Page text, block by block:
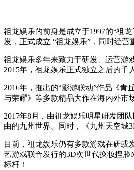
祖龙娱乐的前身是成立于1997的“祖
发，正式成立 “祖龙娱乐”，同时经营
祖龙娱乐多年来致力于研发、运营游
2015年，祖龙娱乐正式独立之后的千
2016年，推出的“影游联动”作品《
与荣耀》等多款精品大作在海内外市
2017年8月，由祖龙娱乐明星研发团
由的九州世界。同时，《九州天空城
目前，祖龙娱乐仍有多款游戏在研
艺游戏联合发行的3D次世代换妆捏
标杆！